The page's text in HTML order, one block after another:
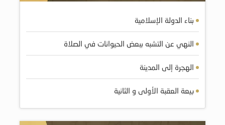
بناء الدولة الإسلامية
النهي عن التشبه ببعض الحيوانات في الصلاة
الهجرة إلى المدينة
بيعة العقبة الأولى و الثانية